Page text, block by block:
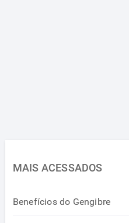
MAIS ACESSADOS
Benefícios do Gengibre